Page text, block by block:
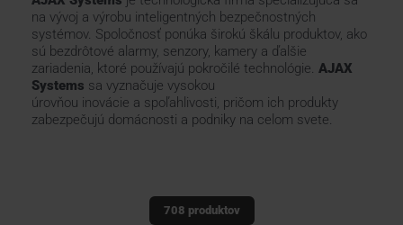
KONTAKTY
na vývoj a výrobu inteligentných bezpečnostných
systémov. Spoločnosť ponúka širokú škálu produktov, ako
sú bezdrôtové alarmy, senzory, kamery a ďalšie
zariadenia, ktoré používajú pokročilé technológie. AJAX
Systems sa vyznačuje vysokou
úrovňou inovácie a spoľahlivosti, pričom ich produkty
zabezpečujú domácnosti a podniky na celom svete.
708 produktov